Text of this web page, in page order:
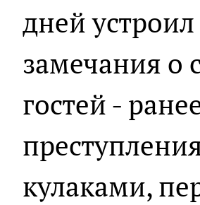
дней
замечания о
гостей -
кулаками,